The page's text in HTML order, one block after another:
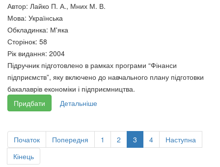
Автор: Лайко П. А., Мних М. В.
Мова: Українська
Обкладинка: М'яка
Сторінок: 58
Рік видання: 2004
Підручник підготовлено в рамках програми “Фінанси
підприємств”, яку включено до навчального плану підготовки
бакалаврів економіки і підприємництва.
Придбати
Детальніше
Початок Попередня 1 2 3 4
Наступна
Кінець